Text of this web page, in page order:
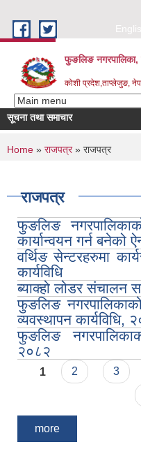
फुङलिङ नगरपालिका,
कोशी प्रदेश,ताप्लेजुङ,
सूचना तथा समाचार
You are here
Home » राजपत्र» राजपत्र
राजपत्र
फुङलिङ
कार्यान्वयन गर्न बनेको
वर्थिङ सेन्टरहरुमा
कार्यविधि
ब्याक्हो लोडर संचालन
फुङलिङ
व्यवस्थापन कार्यविधि,
फुङलिङ
२०८२
Pages
1 2 3
more